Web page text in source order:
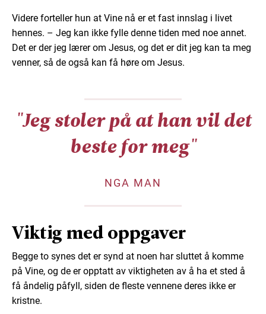
Videre forteller hun at Vine nå er et fast innslag i livet
hennes. – Jeg kan ikke fylle denne tiden med noe annet.
Det er der jeg lærer om Jesus, og det er dit jeg kan ta meg
venner, så de også kan få høre om Jesus.
"Jeg stoler på at han vil det
beste for meg"
NGA MAN
Viktig med oppgaver
Begge to synes det er synd at noen har sluttet å komme
på Vine, og de er opptatt av viktigheten av å ha et sted å
få åndelig påfyll, siden de fleste vennene deres ikke er
kristne.